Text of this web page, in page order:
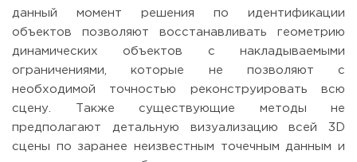
данный момент решения по идентификации
объектов позволяют восстанавливать геометрию
динамических объектов с накладываемыми
ограничениями, которые не позволяют с
необходимой точностью реконструировать всю
сцену. Также существующие методы не
предполагают детальную визуализацию всей 3D
сцены по заранее неизвестным точечным данным и